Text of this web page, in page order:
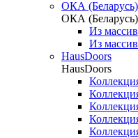
ОКА (Беларусь)
ОКА (Беларусь)
Из
Из
HausDoors
HausDoors